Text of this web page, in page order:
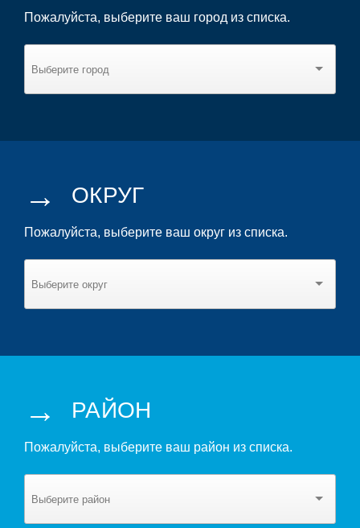
Пожалуйста, выберите ваш город из списка.
→ ОКРУГ
Пожалуйста, выберите ваш округ из списка.
→ РАЙОН
Пожалуйста, выберите ваш район из списка.